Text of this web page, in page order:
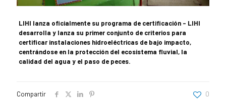
LIHI lanza oficialmente su programa de certificación – LIHI
desarrolla y lanza su primer conjunto de criterios para
certificar instalaciones hidroeléctricas de bajo impacto,
centrándose en la protección del ecosistema fluvial, la
calidad del agua y el paso de peces.
Compartir 0